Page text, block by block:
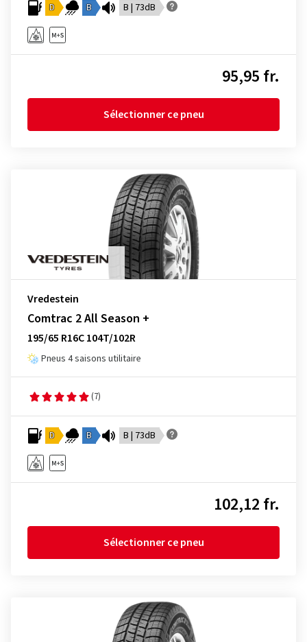
D B B | 73dB
95,95 fr.
Sélectionner ce pneu
Vredestein
Comtrac 2 All Season +
195/65 R16C 104T/102R
Pneus 4 saisons utilitaire
(7)
D B B | 73dB
102,12 fr.
Sélectionner ce pneu